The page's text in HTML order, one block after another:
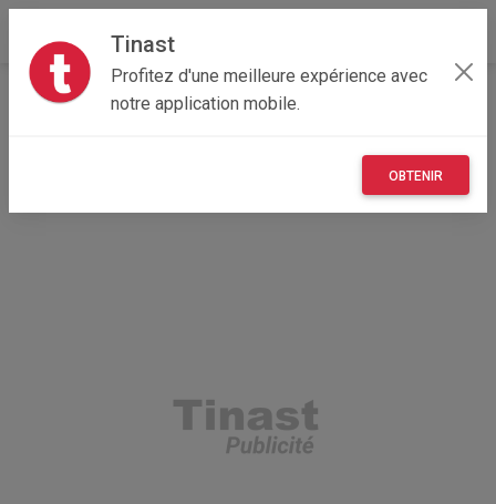
Tinast
Profitez d'une meilleure expérience avec
notre application mobile.
OBTENIR
Accueil Loisirs
Nouvelle-Aquitaine
Chiot Chien loup tchécoslovaque LOF de parents testés